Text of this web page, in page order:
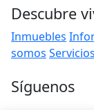
Descubre
Inmuebles
somos
Síguenos